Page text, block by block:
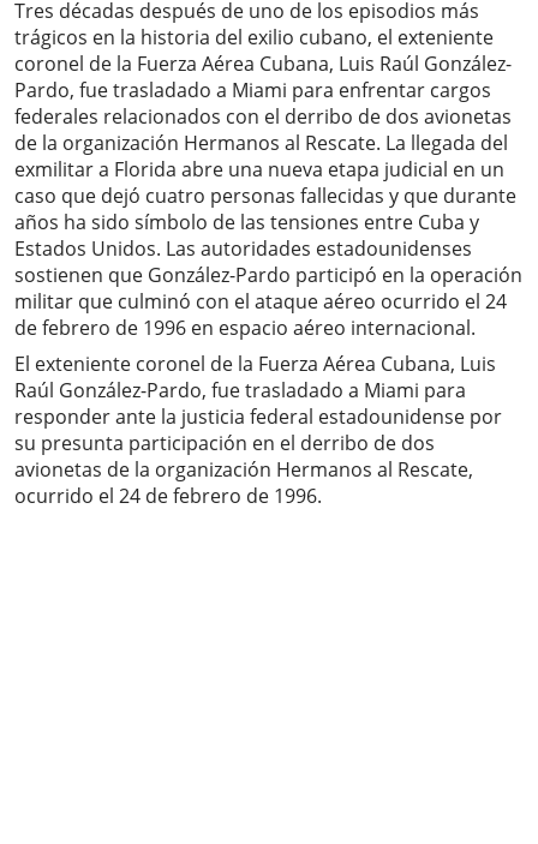
Tres décadas después de uno de los episodios más
trágicos en la historia del exilio cubano, el exteniente
coronel de la Fuerza Aérea Cubana, Luis Raúl González-
Pardo, fue trasladado a Miami para enfrentar cargos
federales relacionados con el derribo de dos avionetas
de la organización Hermanos al Rescate. La llegada del
exmilitar a Florida abre una nueva etapa judicial en un
caso que dejó cuatro personas fallecidas y que durante
años ha sido símbolo de las tensiones entre Cuba y
Estados Unidos. Las autoridades estadounidenses
sostienen que González-Pardo participó en la operación
militar que culminó con el ataque aéreo ocurrido el 24
de febrero de 1996 en espacio aéreo internacional.
El exteniente coronel de la Fuerza Aérea Cubana, Luis
Raúl González-Pardo, fue trasladado a Miami para
responder ante la justicia federal estadounidense por
su presunta participación en el derribo de dos
avionetas de la organización Hermanos al Rescate,
ocurrido el 24 de febrero de 1996.